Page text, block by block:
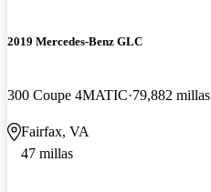
2019 Mercedes-Benz GLC
300 Coupe 4MATIC 79,882 millas
Fairfax, VA
47 millas